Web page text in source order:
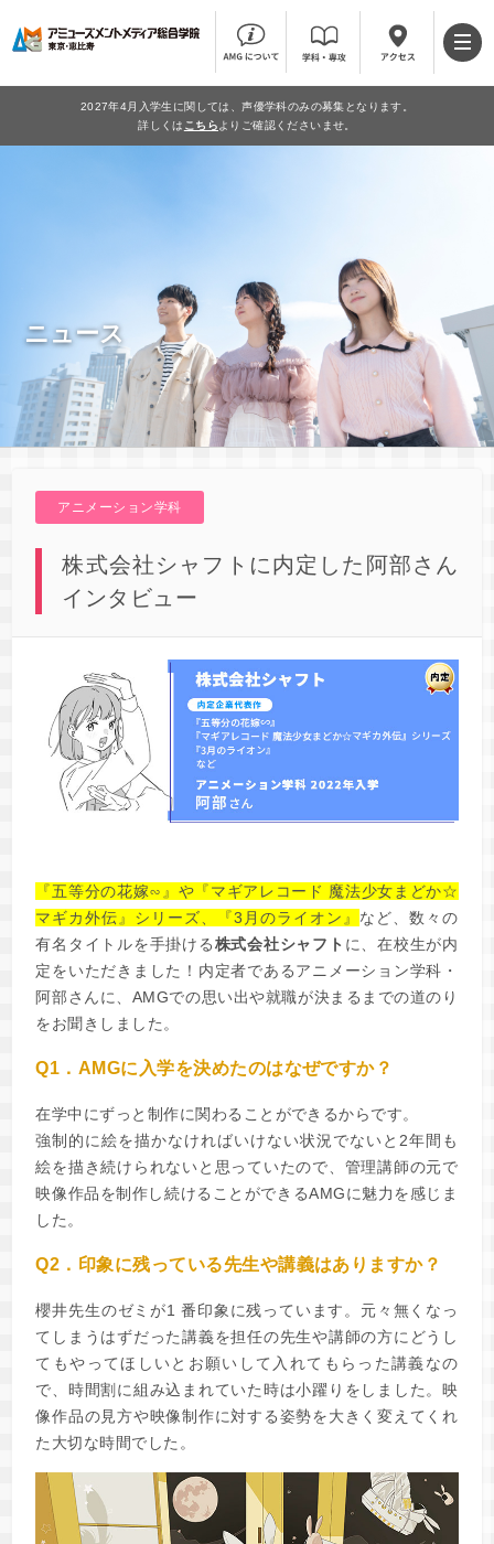
2027年4月入学生に関しては、声優学科のみの募集となります。
詳しくは こちら よりご確認くださいませ。
ニュース
アニメーション学科
株式会社シャフトに内定した阿部さん
インタビュー
『五等分の花嫁∽』や『マギアレコード 魔法少女まどか☆
マギカ外伝』シリーズ、『3月のライオン』 など、数々の
有名タイトルを手掛ける株式会社シャフト に、在校生が内
定をいただきました！内定者であるアニメーション学科・
阿部さんに、AMGでの思い出や就職が決まるまでの道のり
をお聞きしました。
Q1．AMGに入学を決めたのはなぜですか？
在学中にずっと制作に関わることができるからです。
強制的に絵を描かなければいけない状況でないと2年間も
絵を描き続けられないと思っていたので、管理講師の元で
映像作品を制作し続けることができるAMGに魅力を感じま
した。
Q2．印象に残っている先生や講義はありますか？
櫻井先生のゼミが1 番印象に残っています。元々無くなっ
てしまうはずだった講義を担任の先生や講師の方にどうし
てもやってほしいとお願いして入れてもらった講義なの
で、時間割に組み込まれていた時は小躍りをしました。映
像作品の見方や映像制作に対する姿勢を大きく変えてくれ
た大切な時間でした。